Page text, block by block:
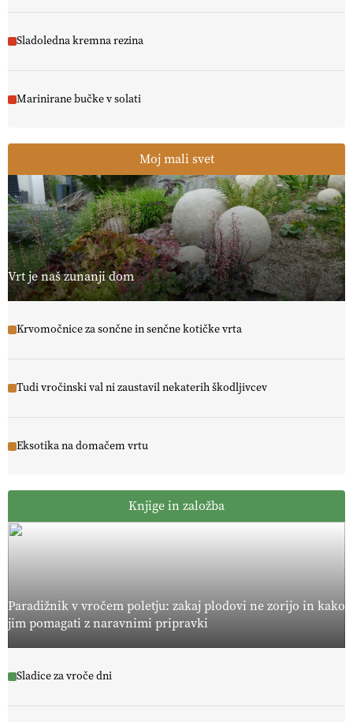
Sladoledna kremna rezina
Marinirane bučke v solati
Moj mali svet
Vrt je naš zunanji dom
Krvomočnice za sončne in senčne kotičke vrta
Tudi vročinski val ni zaustavil nekaterih škodljivcev
Eksotika na domačem vrtu
Knjige in založba
Paradižnik v vročem poletju: zakaj plodovi ne zorijo in kako
jim pomagati z naravnimi pripravki
Sladice za vroče dni